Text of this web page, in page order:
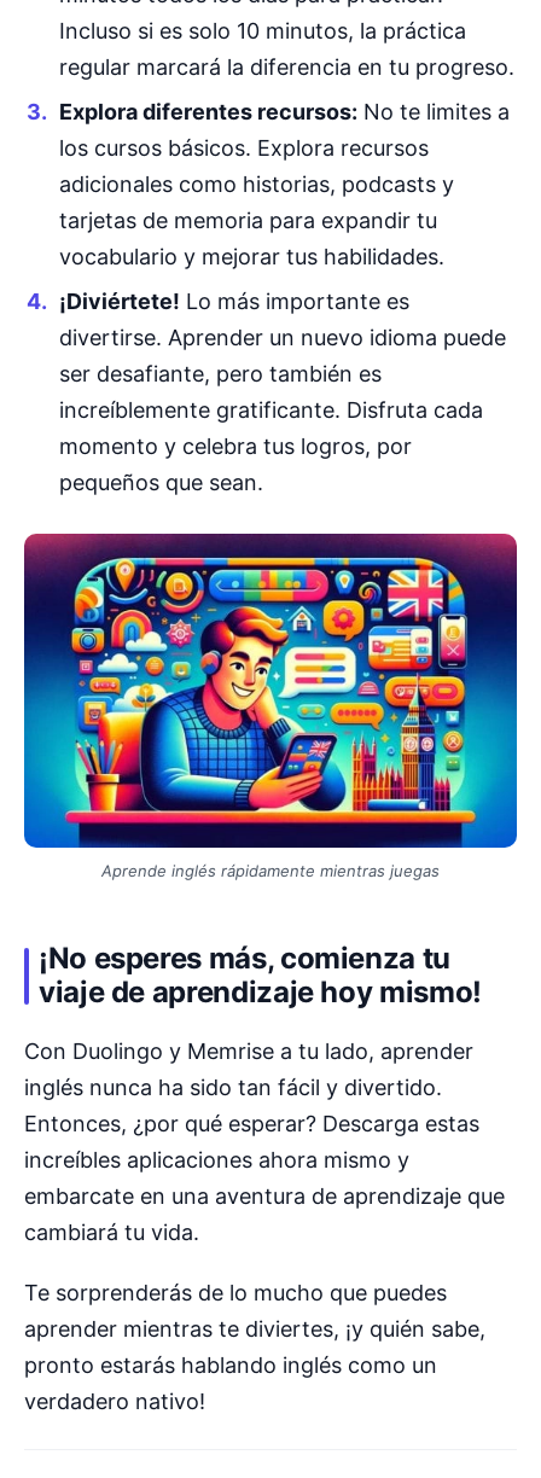
Incluso si es solo 10 minutos, la práctica
regular marcará la diferencia en tu progreso.
Explora diferentes recursos: No te limites a
los cursos básicos. Explora recursos
adicionales como historias, podcasts y
tarjetas de memoria para expandir tu
vocabulario y mejorar tus habilidades.
¡Diviértete! Lo más importante es
divertirse. Aprender un nuevo idioma puede
ser desafiante, pero también es
increíblemente gratificante. Disfruta cada
momento y celebra tus logros, por
pequeños que sean.
Aprende inglés rápidamente mientras juegas
¡No esperes más, comienza tu
viaje de aprendizaje hoy mismo!
Con Duolingo y Memrise a tu lado, aprender
inglés nunca ha sido tan fácil y divertido.
Entonces, ¿por qué esperar? Descarga estas
increíbles aplicaciones ahora mismo y
embarcate en una aventura de aprendizaje que
cambiará tu vida.
Te sorprenderás de lo mucho que puedes
aprender mientras te diviertes, ¡y quién sabe,
pronto estarás hablando inglés como un
verdadero nativo!